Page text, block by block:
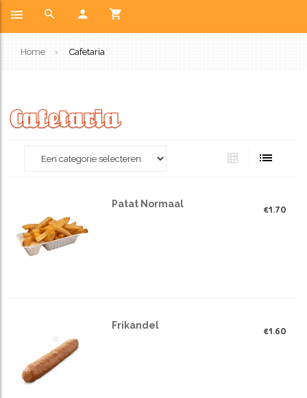
Home Cafetaria
Cafetaria
Patat Normaal
€1.70
Frikandel
€1.60